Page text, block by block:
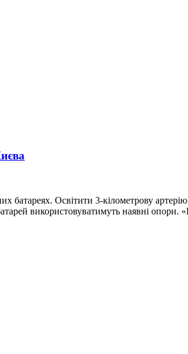
батареях. Освітити 3-кілометрову
використовуватимуть наявні